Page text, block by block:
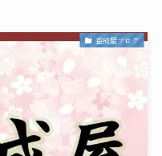
益成屋ブログ